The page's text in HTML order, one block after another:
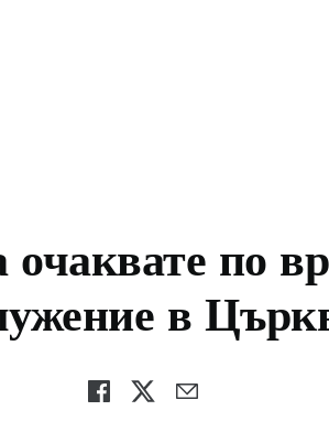
очаквате по
в